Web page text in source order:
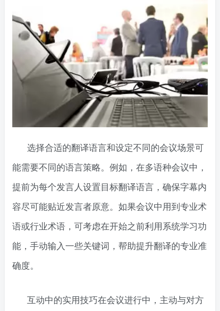
选择合适的翻译语言和设定不同的会议场景可
能需要不同的语言策略。例如，在多语种会议中，
提前为每个发言人设置目标翻译语言，确保字幕内
容尽可能贴近发言者原意。如果会议中用到专业术
语或行业术语，可考虑在开始之前利用系统学习功
能，手动输入一些关键词，帮助提升翻译的专业准
确度。
互动中的实用技巧在会议进行中，主动与对方